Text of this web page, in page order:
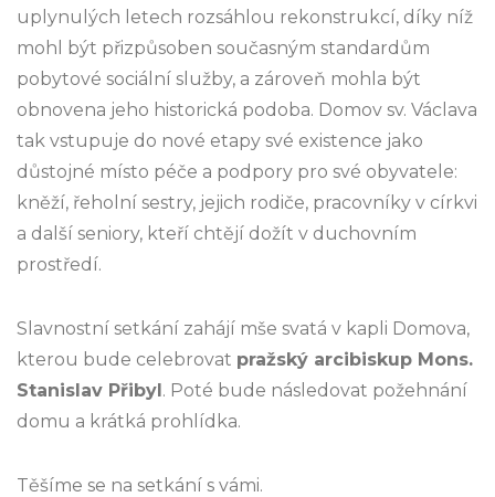
uplynulých letech rozsáhlou rekonstrukcí, díky níž
mohl být přizpůsoben současným standardům
pobytové sociální služby, a zároveň mohla být
obnovena jeho historická podoba. Domov sv. Václava
tak vstupuje do nové etapy své existence jako
důstojné místo péče a podpory pro své obyvatele:
kněží, řeholní sestry, jejich rodiče, pracovníky v církvi
a další seniory, kteří chtějí dožít v duchovním
prostředí.
Slavnostní setkání zahájí mše svatá v kapli Domova,
kterou bude celebrovat pražský arcibiskup Mons.
Stanislav Přibyl. Poté bude následovat požehnání
domu a krátká prohlídka.
Těšíme se na setkání s vámi.